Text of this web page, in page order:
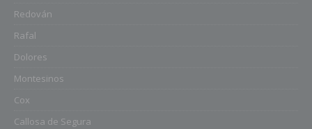
Redován
Rafal
Dolores
Montesinos
Cox
Callosa de Segura